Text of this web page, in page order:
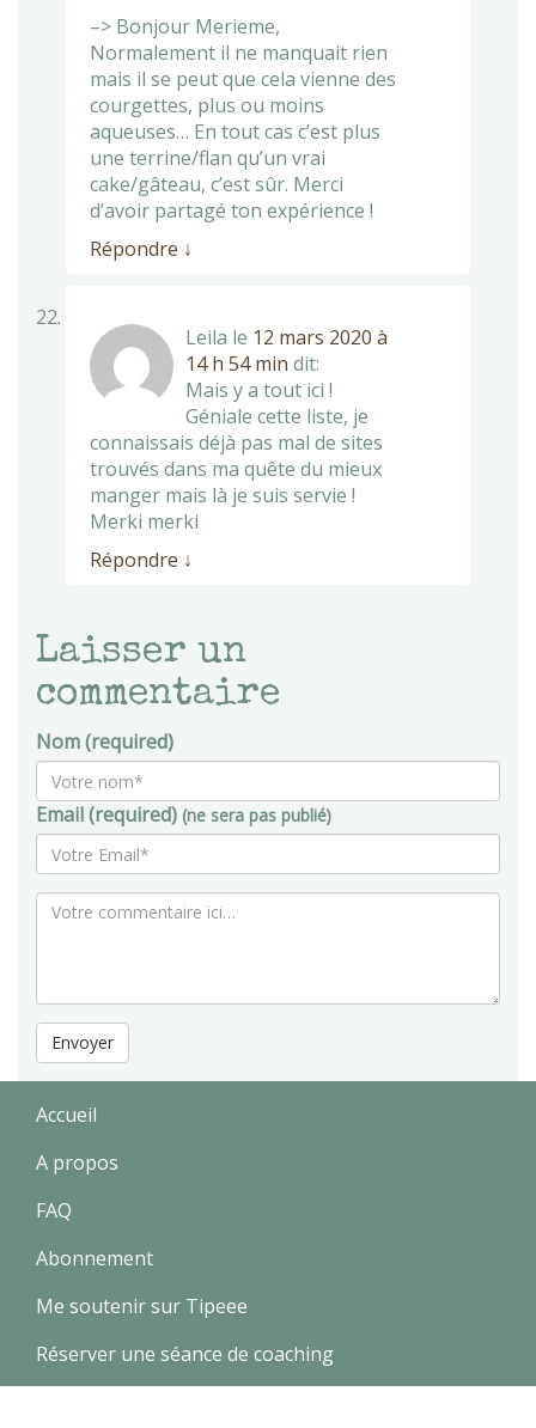
–> Bonjour Merieme,
Normalement il ne manquait rien
mais il se peut que cela vienne des
courgettes, plus ou moins
aqueuses… En tout cas c’est plus
une terrine/flan qu’un vrai
cake/gâteau, c’est sûr. Merci
d’avoir partagé ton expérience !
Répondre ↓
Leila le 12 mars 2020 à
14 h 54 min dit:
Mais y a tout ici !
Géniale cette liste, je
connaissais déjà pas mal de sites
trouvés dans ma quête du mieux
manger mais là je suis servie !
Merki merki
Répondre ↓
Laisser un
commentaire
Nom (required)
Email (required) (ne sera pas publié)
Envoyer
Accueil
A propos
FAQ
Abonnement
Me soutenir sur Tipeee
Réserver une séance de coaching